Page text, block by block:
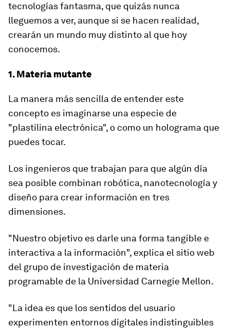
tecnologías fantasma, que quizás nunca
lleguemos a ver, aunque si se hacen realidad,
crearán un mundo muy distinto al que hoy
conocemos.
1. Materia mutante
La manera más sencilla de entender este
concepto es imaginarse una especie de
"plastilina electrónica", o como un holograma que
puedes tocar.
Los ingenieros que trabajan para que algún día
sea posible combinan robótica, nanotecnología y
diseño para crear información en tres
dimensiones.
"Nuestro objetivo es darle una forma tangible e
interactiva a la información", explica el sitio web
del grupo de investigación de materia
programable de la Universidad Carnegie Mellon.
"La idea es que los sentidos del usuario
experimenten entornos digitales indistinguibles